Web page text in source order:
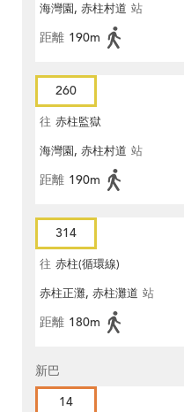
海灣園, 赤柱村道 站
距離 190m
260
往 赤柱監獄
海灣園, 赤柱村道 站
距離 190m
314
往 赤柱(循環線)
赤柱正灘, 赤柱灘道 站
距離 180m
新巴
14